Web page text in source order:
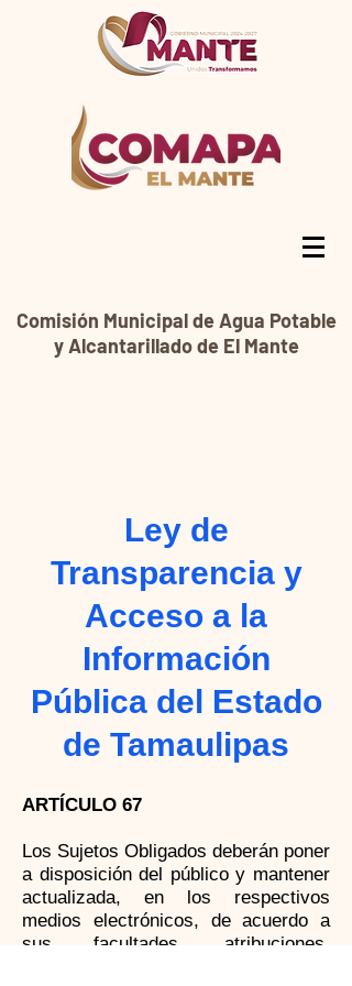
Comisión Municipal de Agua Potable
y Alcantarillado de El Mante
Ley de
Transparencia y
Acceso a la
Información
Pública del Estado
de Tamaulipas
ARTÍCULO 67
Los Sujetos Obligados deberán poner
a disposición del público y mantener
actualizada, en los respectivos
medios electrónicos, de acuerdo a
sus facultades, atribuciones,